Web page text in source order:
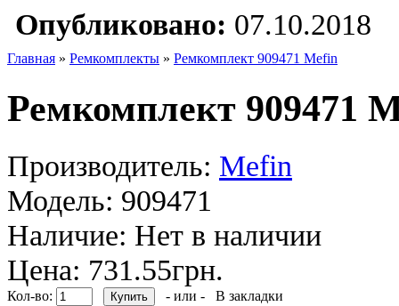
Опубликовано: 07.10.2018
Главная » Ремкомплекты » Ремкомплект 909471 Mefin
Ремкомплект 909471
Производитель: Mefin
Модель: 909471
Наличие: Нет в наличии
Цена: 731.55грн.
Кол-во: - или -
В закладки